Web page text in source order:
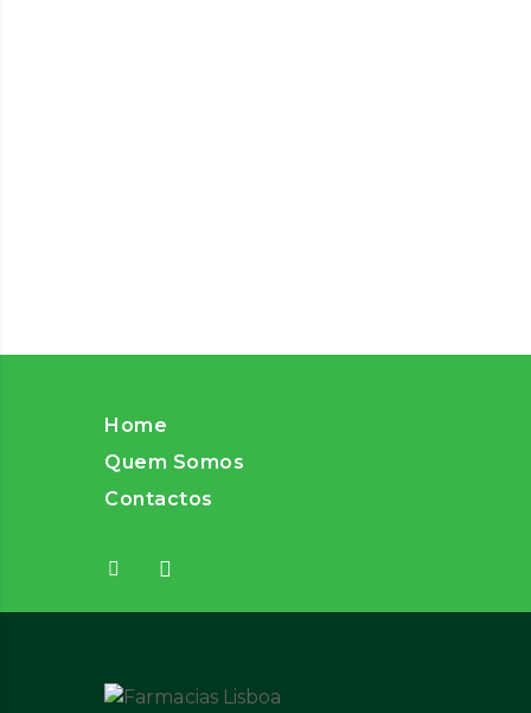
Home
Quem Somos
Contactos